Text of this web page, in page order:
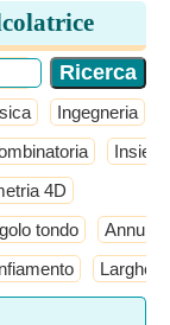
Ingegneria
4D
tondo Annulus